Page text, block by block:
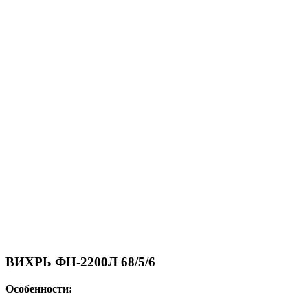
ВИХРЬ ФН-2200Л 68/5/6
Особенности: